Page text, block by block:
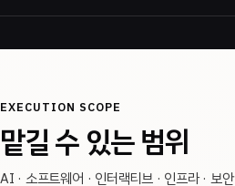
EXECUTION SCOPE
맡길 수 있는 범위
AI · 소프트웨어 · 인터랙티브 · 인프라 · 보안